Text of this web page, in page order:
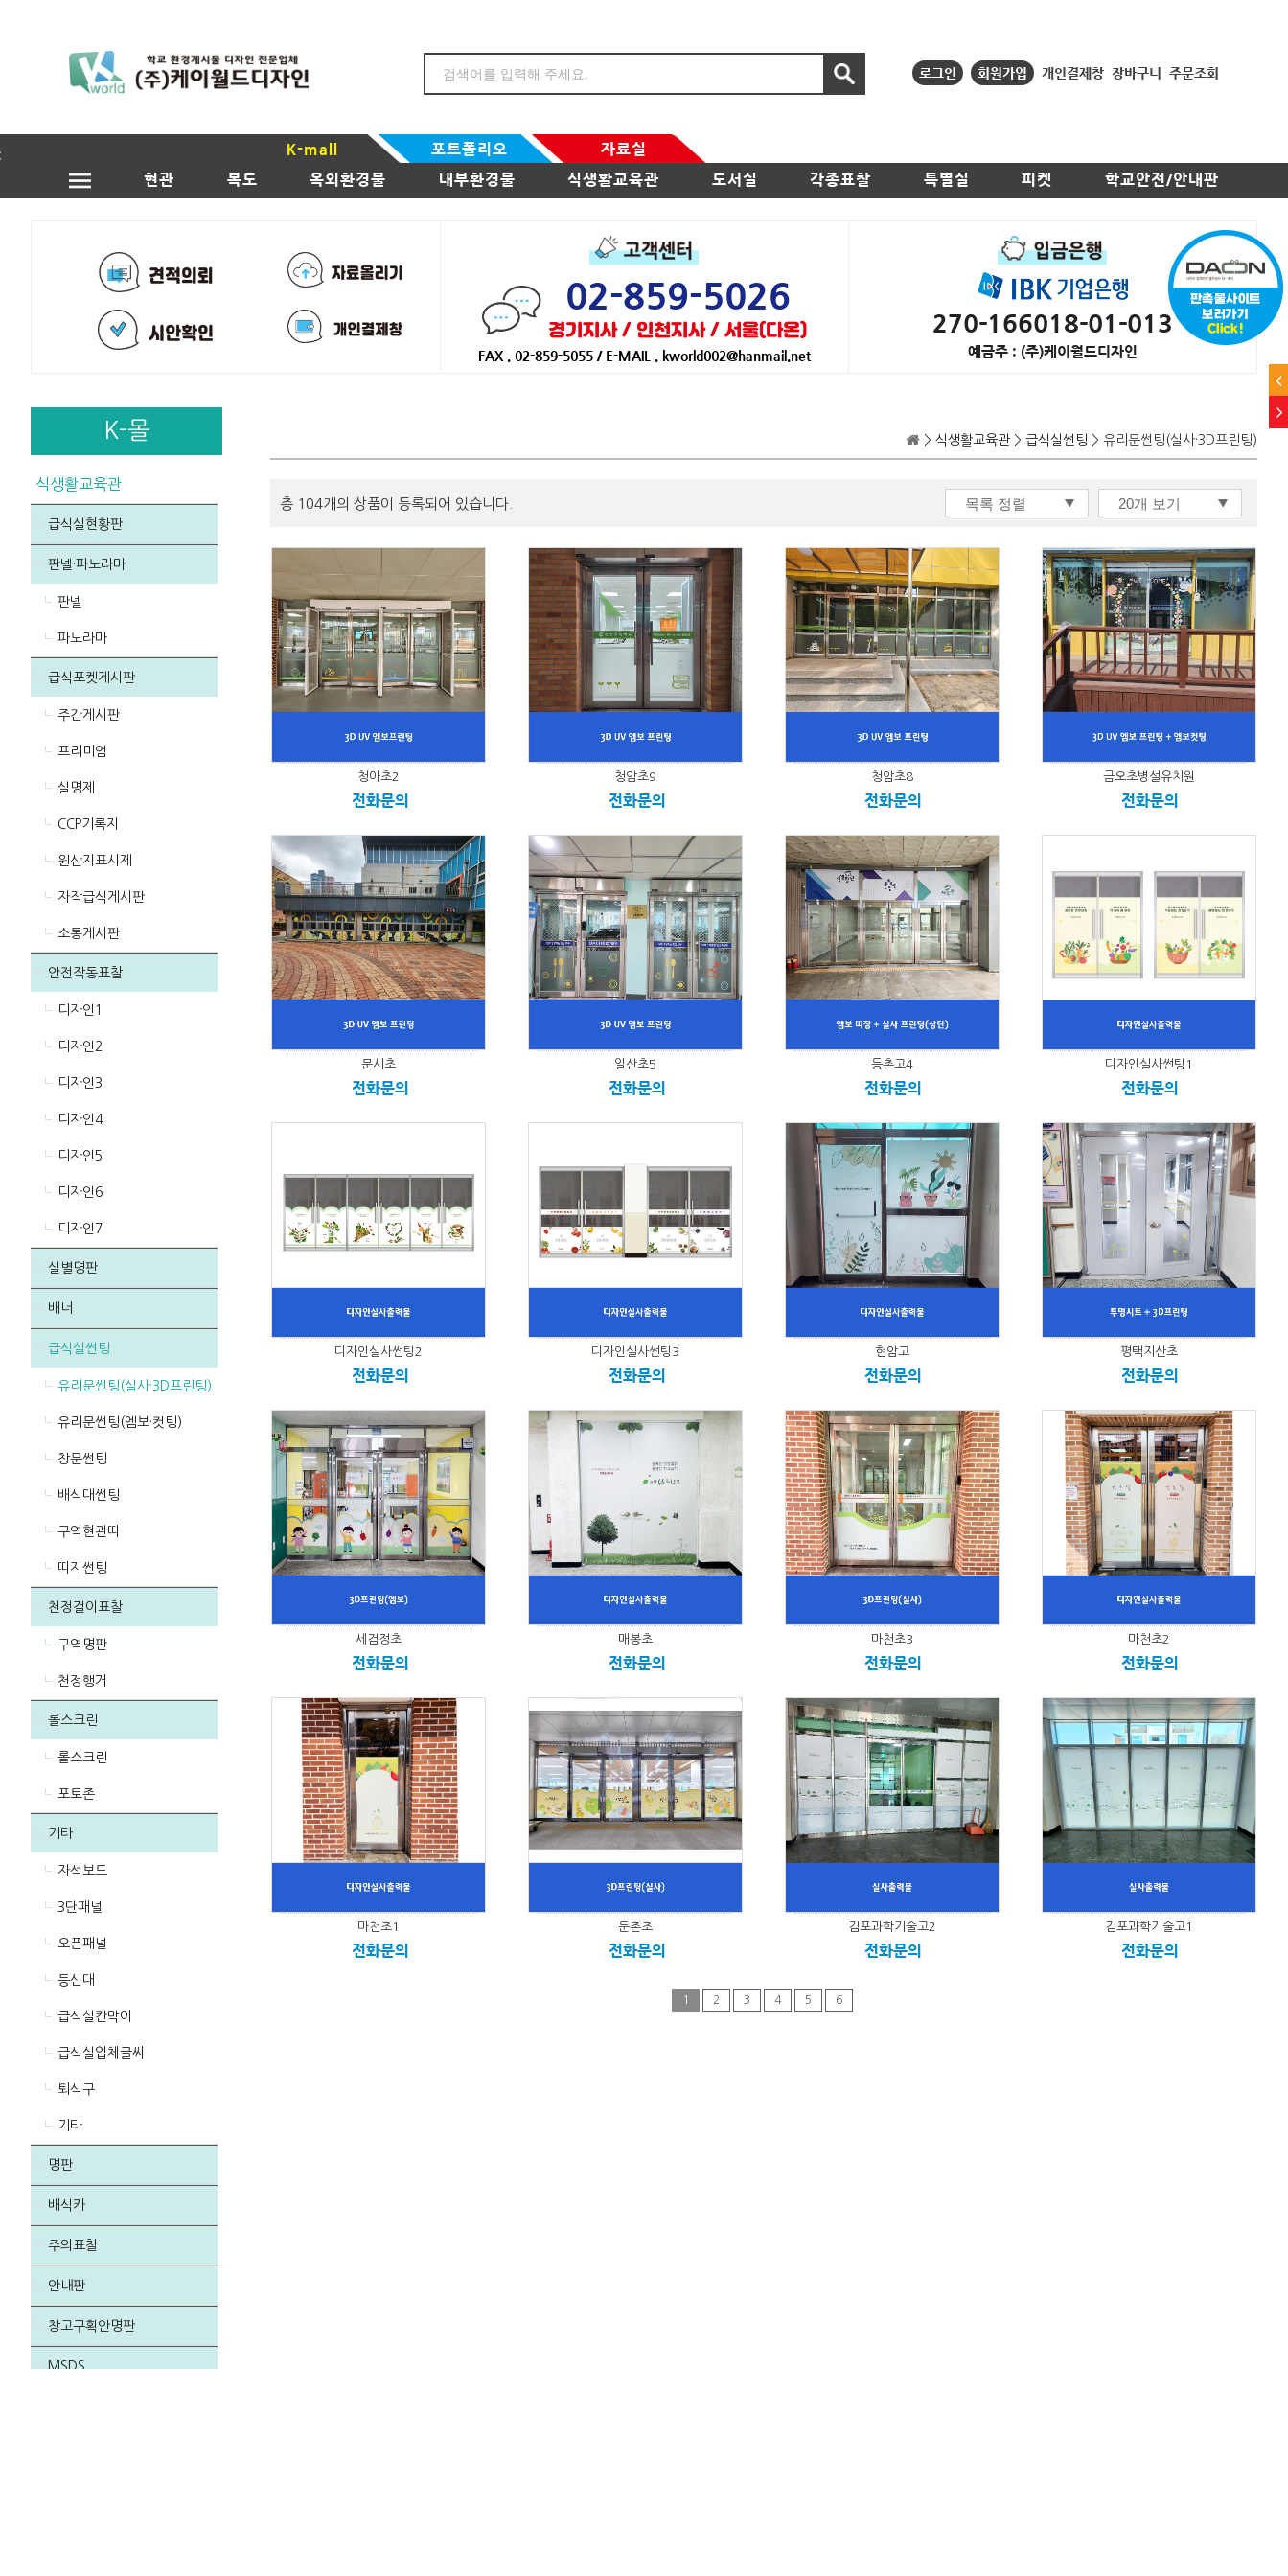
로그인 회원가입 개인결제창 장바구니 주문조회
K-mall 포트폴리오
자료실
현관
복도 옥외환경물 내부환경물 식생활교육관 도서실 각종표찰 특별실 피켓 학교안전/안내판
02-859-5026
경기지사 / 인천지사 / 서울(다온)
FAX . 02-859-5055 / E-MAIL . kworld002@hanmail.net
270-166018-01-013
예금주 : (주)케이월드디자인
K-몰
식생활교육관
급식실현황판
판넬·파노라마
판넬
파노라마
급식포켓게시판
주간게시판
프리미엄
실명제
CCP기록지
원산지표시제
자작급식게시판
소통게시판
안전작동표찰
디자인1
디자인2
디자인3
디자인4
디자인5
디자인6
디자인7
실별명판
배너
급식실썬팅
유리문썬팅(실사·3D프린팅)
유리문썬팅(엠보·컷팅)
창문썬팅
배식대썬팅
구역현관띠
띠지썬팅
천정걸이표찰
구역명판
천정행거
롤스크린
롤스크린
포토존
기타
자석보드
3단패널
오픈패널
등신대
급식실칸막이
급식실입체글씨
퇴식구
기타
명판
배식카
주의표찰
안내판
창고구획안명판
MSDS
> 식생활교육관 > 급식실썬팅 > 유리문썬팅(실사·3D프린팅)
총 104개의 상품이 등록되어 있습니다.
청아초2
전화문의
청암초9
전화문의
청암초8
전화문의
금오초병설유치원
전화문의
문시초
전화문의
일산초5
전화문의
등촌고4
전화문의
디자인실사썬팅1
전화문의
디자인실사썬팅2
전화문의
디자인실사썬팅3
전화문의
현암고
전화문의
평택지산초
전화문의
세검정초
전화문의
매봉초
전화문의
마천초3
전화문의
마천초2
전화문의
마천초1
전화문의
둔촌초
전화문의
김포과학기술고2
전화문의
김포과학기술고1
전화문의
1 2 3 4 5 6
<
>